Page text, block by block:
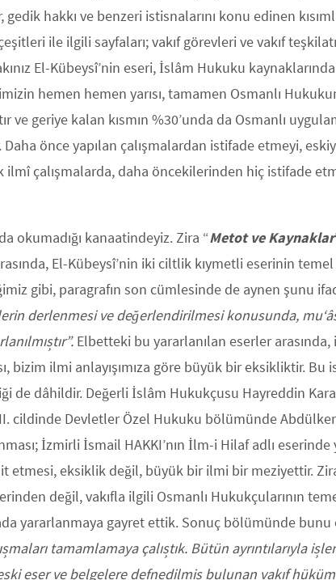
hakkı ve benzeri istisnalarını konu edinen
ile ilgili sayfaları; vakıf görevleri ve vakıf
El-Kübeysî’nin eseri, İslâm Hukuku
hemen hemen yarısı, tamamen Osmanlı
ve geriye kalan kısmın %30’unda da Osmanlı
Daha önce yapılan çalışmalardan istifade etmeyi,
çalışmalarda, daha öncekilerinden hiç istifade
okumadığı kanaatindeyiz. Zira “Metot ve Kaynaklar
El-Kübeysî’nin iki ciltlik kıymetli eserinin temel
gibi, paragrafın son cümlesinde de aynen şunu
derlenmesi ve değerlendirilmesi konusunda,
Elbetteki bu yararlanılan eserler
bizim ilmi anlayışımıza göre büyük bir eksikliktir. Bu
de dâhildir. Değerli İslâm Hukukçusu Hayreddin
cildinde Devletler Özel Hukuku bölümünde
İzmirli İsmail HAKKI’nın İlm-i Hilaf adlı eserinde
etmesi, eksiklik değil, büyük bir ilmi bir meziyettir.
değil, vakıfla ilgili Osmanlı Hukukçularının
yararlanmaya gayret ettik. Sonuç bölümünde
tamamlamaya çalıştık. Bütün ayrıntılarıyla
eser ve belgelere defnedilmiş bulunan vakıf